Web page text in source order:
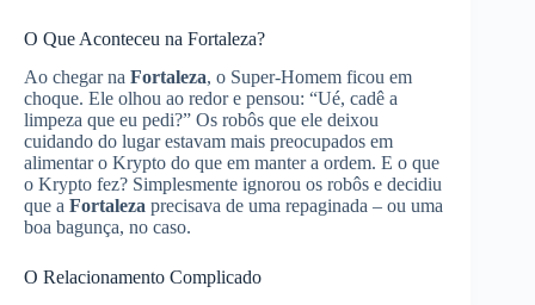
O Que Aconteceu na Fortaleza?
Ao chegar na Fortaleza, o Super-Homem ficou em
choque. Ele olhou ao redor e pensou: “Ué, cadê a
limpeza que eu pedi?” Os robôs que ele deixou
cuidando do lugar estavam mais preocupados em
alimentar o Krypto do que em manter a ordem. E o que
o Krypto fez? Simplesmente ignorou os robôs e decidiu
que a Fortaleza precisava de uma repaginada – ou uma
boa bagunça, no caso.
O Relacionamento Complicado